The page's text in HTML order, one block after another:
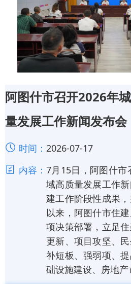
阿图什市召开2026年
量发展工作新闻发布会
时间： 2026-07-17
内容： 7月15日，阿图什市
域高质量发展工作
建工作阶段性成果
以来，阿图什市住
项决策部署，立足
更新、项目攻坚、
补短板、强弱项、
础设施建设、房地